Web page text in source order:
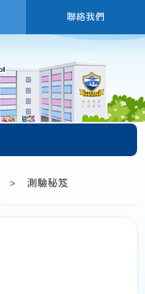
聯絡我們
> 測驗秘笈